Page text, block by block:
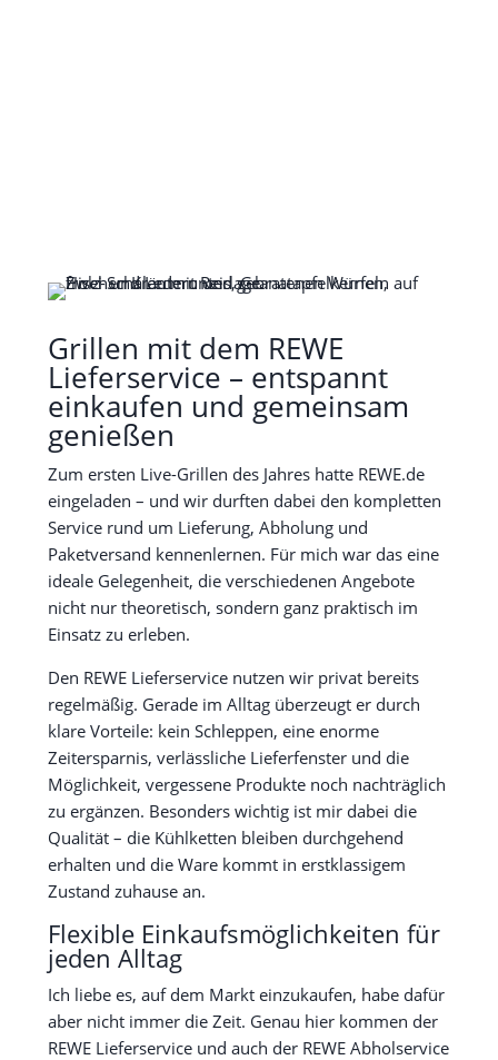
Grillen mit dem REWE
Lieferservice – entspannt
einkaufen und gemeinsam
genießen
Zum ersten Live-Grillen des Jahres hatte REWE.de
eingeladen – und wir durften dabei den kompletten
Service rund um Lieferung, Abholung und
Paketversand kennenlernen. Für mich war das eine
ideale Gelegenheit, die verschiedenen Angebote
nicht nur theoretisch, sondern ganz praktisch im
Einsatz zu erleben.
Den REWE Lieferservice nutzen wir privat bereits
regelmäßig. Gerade im Alltag überzeugt er durch
klare Vorteile: kein Schleppen, eine enorme
Zeitersparnis, verlässliche Lieferfenster und die
Möglichkeit, vergessene Produkte noch nachträglich
zu ergänzen. Besonders wichtig ist mir dabei die
Qualität – die Kühlketten bleiben durchgehend
erhalten und die Ware kommt in erstklassigem
Zustand zuhause an.
Flexible Einkaufsmöglichkeiten für
jeden Alltag
Ich liebe es, auf dem Markt einzukaufen, habe dafür
aber nicht immer die Zeit. Genau hier kommen der
REWE Lieferservice und auch der REWE Abholservice